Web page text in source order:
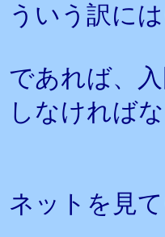
ういう訳に
であれば、
しなければな
ネットを見